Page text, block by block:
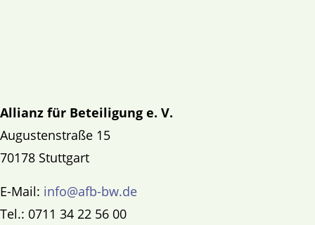
Allianz für Beteiligung e. V.
Augustenstraße 15
70178 Stuttgart
E-Mail: info@afb-bw.de
Tel.: 0711 34 22 56 00